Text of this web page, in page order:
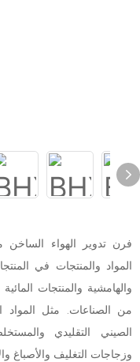
فرن تدوير الهواء الساخن
المواد والمنتجات في
والهامشية والمنتجات
من الصناعات. مثل المواد
الصيني التقليدي
وزجاجات التغليف والأصباغ